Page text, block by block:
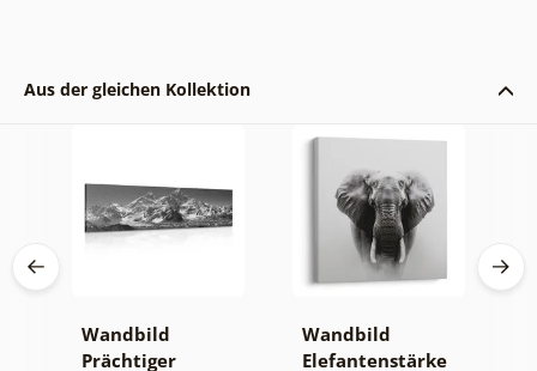
Aus der gleichen Kollektion
Wandbild
Prächtiger
Wandbild
Elefantenstärke